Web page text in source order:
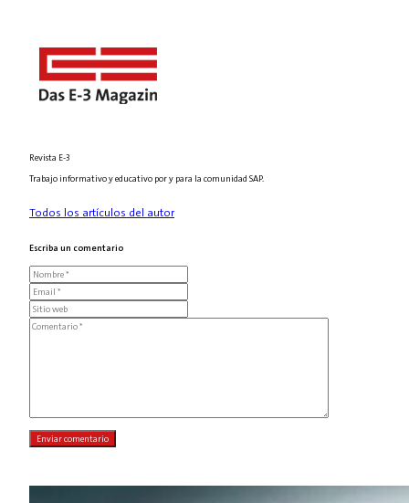
Revista E-3
Trabajo informativo y educativo por y para la comunidad SAP.
Todos los artículos del autor
Escriba un comentario